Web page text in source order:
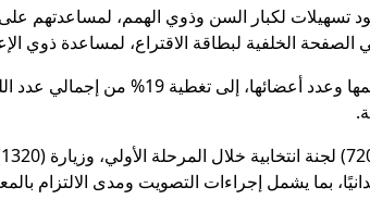
تسهيلات لكبار السن وذوي الهمم،
الصفحة الخلفية لبطاقة الاقتراع، لمساعدة ذوي
وتسعى البعثة، وفقًا لحجمها
بما يشمل إجراءات التصويت ومدى الالتزام